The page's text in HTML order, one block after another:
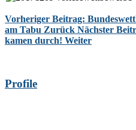
Vorheriger Beitrag:
am Tabu Zurück Nächster
kamen durch! Weiter
Profile